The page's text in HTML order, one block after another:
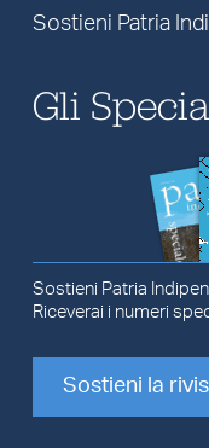
Sostieni Patria
Gli
Sostieni Patria
Riceverai i numeri
Sostieni la